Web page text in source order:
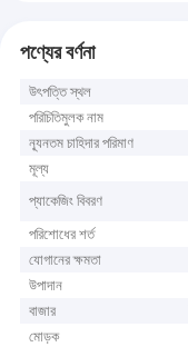
পণ্যের বর্ণনা
উৎপত্তি স্থল
পরিচিতিমুলক নাম
ন্যূনতম চাহিদার পরিমাণ
মূল্য
প্যাকেজিং বিবরণ
পরিশোধের শর্ত
যোগানের ক্ষমতা
উপাদান
বাজার
মোড়ক